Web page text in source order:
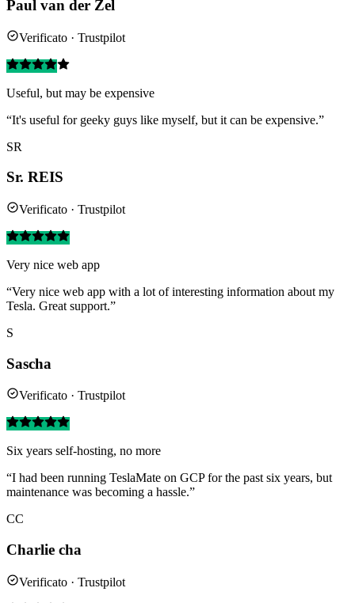
Paul van der Zel
Verificato · Trustpilot
Useful, but may be expensive
“It's useful for geeky guys like myself, but it can be expensive.”
SR
Sr. REIS
Verificato · Trustpilot
Very nice web app
“Very nice web app with a lot of interesting information about my
Tesla. Great support.”
S
Sascha
Verificato · Trustpilot
Six years self-hosting, no more
“I had been running TeslaMate on GCP for the past six years, but
maintenance was becoming a hassle.”
CC
Charlie cha
Verificato · Trustpilot